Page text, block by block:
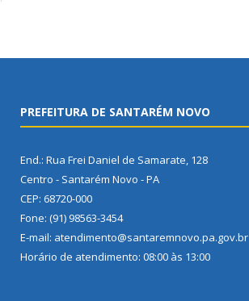
PREFEITURA DE SANTARÉM NOVO
End.: Rua Frei Daniel de Samarate, 128
Centro - Santarém Novo - PA
CEP: 68720-000
Fone: (91) 98563-3454
E-mail: atendimento@santaremnovo.pa.gov.br
Horário de atendimento: 08:00 às 13:00